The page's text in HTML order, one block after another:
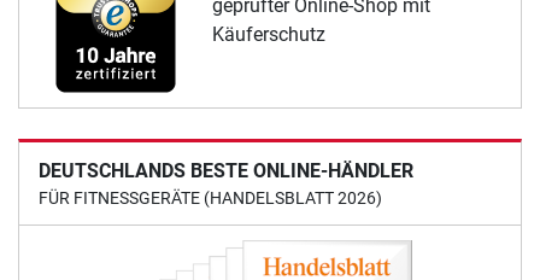
geprüfter Online-Shop mit
Käuferschutz
DEUTSCHLANDS BESTE ONLINE-HÄNDLER
FÜR FITNESSGERÄTE (HANDELSBLATT 2026)